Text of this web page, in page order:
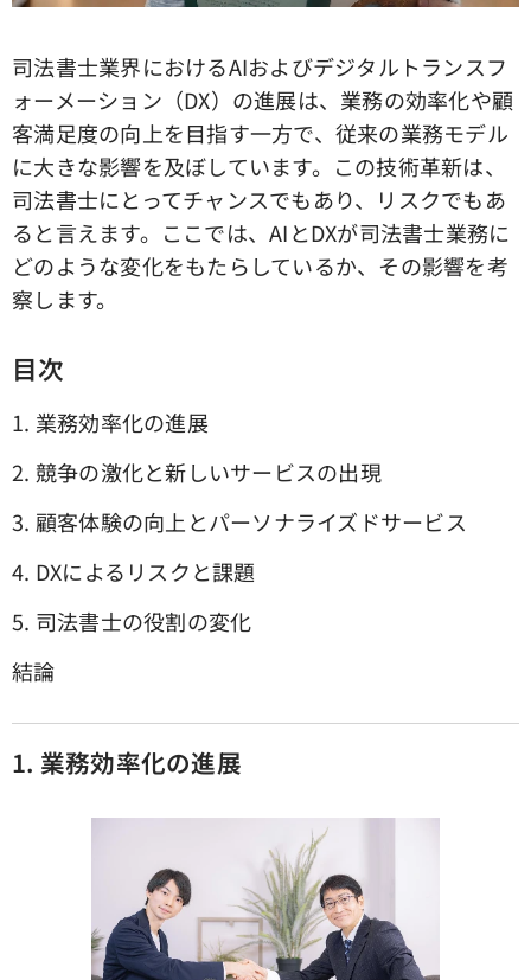
司法書士業界におけるAIおよびデジタルトランスフ
ォーメーション（DX）の進展は、業務の効率化や顧
客満足度の向上を目指す一方で、従来の業務モデル
に大きな影響を及ぼしています。この技術革新は、
司法書士にとってチャンスでもあり、リスクでもあ
ると言えます。ここでは、AIとDXが司法書士業務に
どのような変化をもたらしているか、その影響を考
察します。
目次
1. 業務効率化の進展
2. 競争の激化と新しいサービスの出現
3. 顧客体験の向上とパーソナライズドサービス
4. DXによるリスクと課題
5. 司法書士の役割の変化
結論
1. 業務効率化の進展